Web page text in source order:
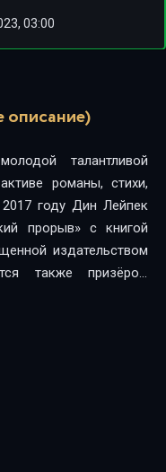
03:00
описание)
талантливой
романы, стихи,
году Дин Лейпек
прорыв» с книгой
издательством
также призёром
далёкий космос»,